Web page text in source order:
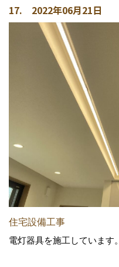
17. 2022年06月21日
住宅設備工事
電灯器具を施工しています。